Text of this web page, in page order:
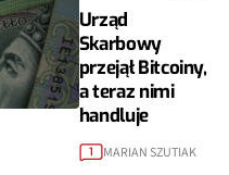
Urząd
Skarbowy
przejął Bitcoiny,
a teraz nimi
handluje
1 MARIAN SZUTIAK